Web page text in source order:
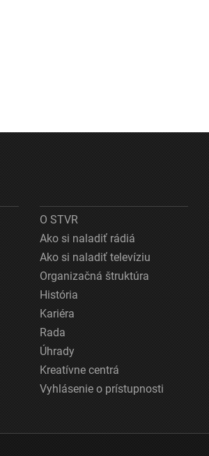
O STVR
Ako si naladiť rádiá
Ako si naladiť televíziu
Organizačná štruktúra
História
Kariéra
Rada
Úhrady
Kreatívne centrá
Vyhlásenie o prístupnosti